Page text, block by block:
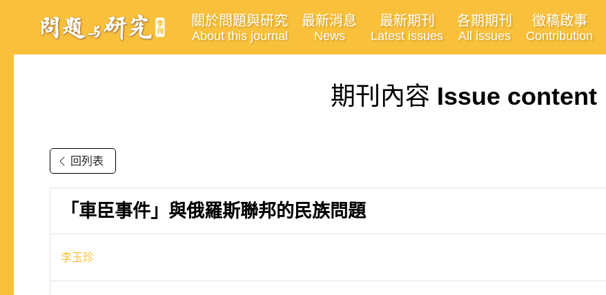
關於問題與研究
About this journal
最新消息
News
最新期刊
Latest issues
各期期刊
All issues
徵稿啟事
Contribution
期刊內容 Issue content
回列表
「車臣事件」與俄羅斯聯邦的民族問題
李玉珍